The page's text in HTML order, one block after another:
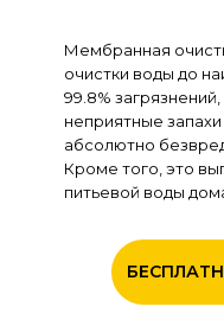
unique lamps —
character and a
our web store,
home interior.
Мембранная
очистки воды до
99.8%
неприятные
абсолютно
Кроме того, это
питьевой воды